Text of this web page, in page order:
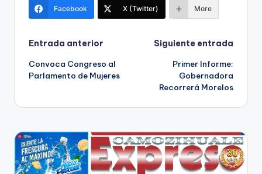
Facebook X (Twitter) More
Navegación
de
Entrada anterior
Convoca Congreso al
Parlamento de Mujeres
Siguiente entrada
Primer Informe:
Gobernadora
Recorrerá Morelos